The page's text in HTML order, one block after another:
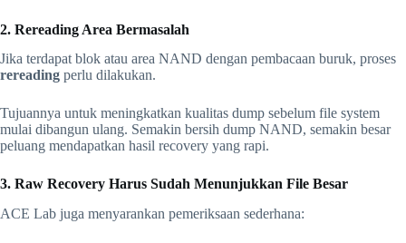
2. Rereading Area Bermasalah
Jika terdapat blok atau area NAND dengan pembacaan buruk, proses
rereading perlu dilakukan.
Tujuannya untuk meningkatkan kualitas dump sebelum file system
mulai dibangun ulang. Semakin bersih dump NAND, semakin besar
peluang mendapatkan hasil recovery yang rapi.
3. Raw Recovery Harus Sudah Menunjukkan File Besar
ACE Lab juga menyarankan pemeriksaan sederhana: